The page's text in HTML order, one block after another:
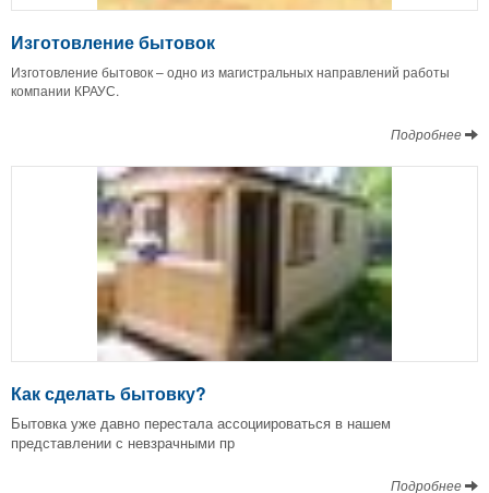
Изготовление бытовок
Изготовление бытовок – одно из магистральных направлений работы
компании КРАУС.
Подробнее
Как сделать бытовку?
Бытовка уже давно перестала ассоциироваться в нашем
представлении с невзрачными пр
Подробнее